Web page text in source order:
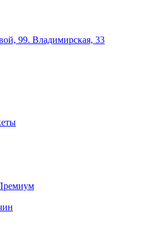
99. Владимирская, 33